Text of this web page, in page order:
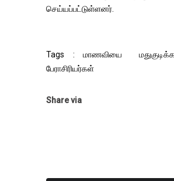
செய்யப்பட்டுள்ளனர்.
Tags : மாணவியை
பேராசிரியர்கள்
Share via